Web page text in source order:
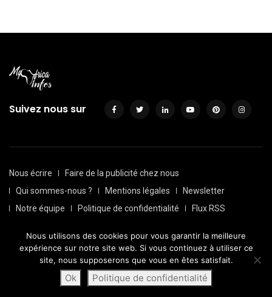
Suivez nous sur
Nous écrire
Faire de la publicité chez nous
Qui sommes-nous ?
Mentions légales
Newsletter
Notre équipe
Politique de confidentialité
Flux RSS
© Depuis 2016, Myafricainfos. Tout droits réservés | Fait avec
Transversall
Nous utilisons des cookies pour vous garantir la meilleure
expérience sur notre site web. Si vous continuez à utiliser ce
site, nous supposerons que vous en êtes satisfait.
Ok Politique de confidentialité